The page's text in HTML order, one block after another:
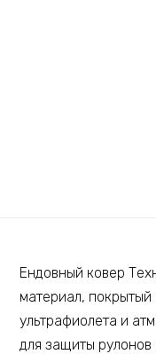
Ендовный ковер
материал,
ультрафиолета и
для защиты рулонов